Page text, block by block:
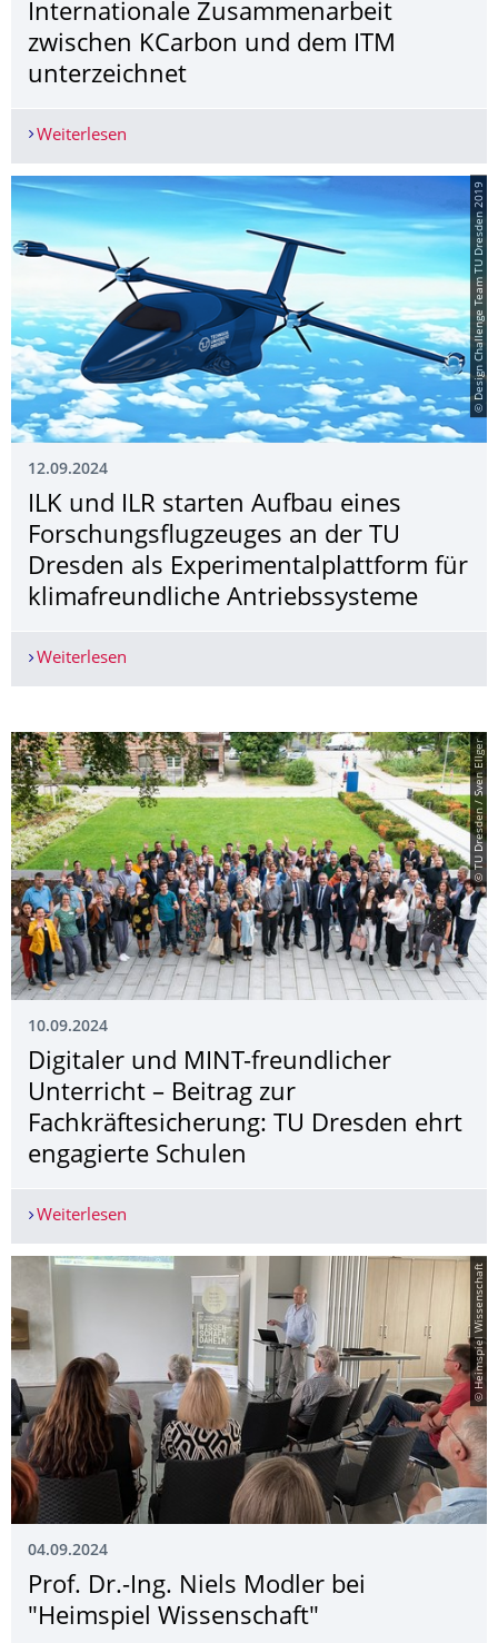
Internationale Zusammenarbeit
zwischen KCarbon und dem ITM
unterzeichnet
Weiterlesen
© Design Challenge Team TU Dresden 2019
12.09.2024
ILK und ILR starten Aufbau eines
Forschungsflugzeu­ges an der TU
Dresden als Experimentalplatt­form für
klimafreundliche Antriebssysteme
Weiterlesen
© TU Dresden / Sven Ellger
10.09.2024
Digitaler und MINT-freundlicher
Unterricht – Beitrag zur
Fachkräftesiche­rung: TU Dresden ehrt
engagierte Schulen
Weiterlesen
© Heimspiel Wissenschaft
04.09.2024
Prof. Dr.-Ing. Niels Modler bei
"Heimspiel Wissenschaft"